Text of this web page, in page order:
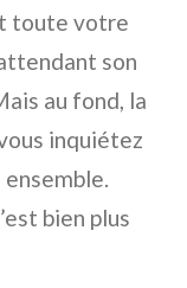
toute votre
son
au fond, la
inquiétez
bien plus